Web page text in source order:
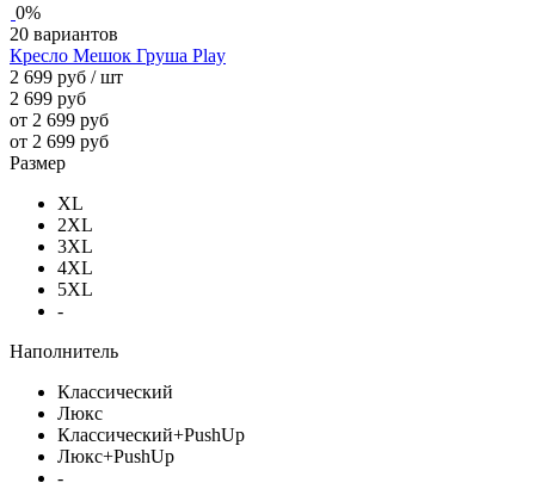
0%
20 вариантов
Кресло Мешок Груша Play
2 699 руб / шт
2 699 руб
от 2 699 руб
от 2 699 руб
Размер
XL
2XL
3XL
4XL
5XL
-
Наполнитель
Классический
Люкс
Классический+PushUp
Люкс+PushUp
-